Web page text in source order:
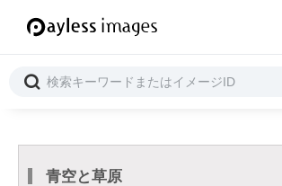
青空と草原